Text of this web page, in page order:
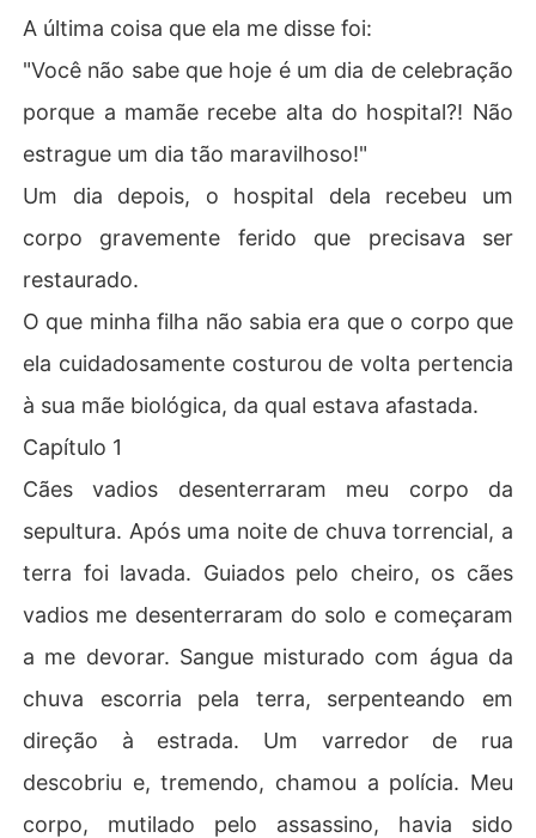
A última coisa que ela me disse foi:
"Você não sabe que hoje é um dia de celebração
porque a mamãe recebe alta do hospital?! Não
estrague um dia tão maravilhoso!"
Um dia depois, o hospital dela recebeu um
corpo gravemente ferido que precisava ser
restaurado.
O que minha filha não sabia era que o corpo que
ela cuidadosamente costurou de volta pertencia
à sua mãe biológica, da qual estava afastada.
Capítulo 1
Cães vadios desenterraram meu corpo da
sepultura. Após uma noite de chuva torrencial, a
terra foi lavada. Guiados pelo cheiro, os cães
vadios me desenterraram do solo e começaram
a me devorar. Sangue misturado com água da
chuva escorria pela terra, serpenteando em
direção à estrada. Um varredor de rua
descobriu e, tremendo, chamou a polícia. Meu
corpo, mutilado pelo assassino, havia sido